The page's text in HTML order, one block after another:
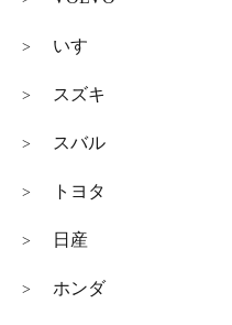
> いすゞ
> スズキ
> スバル
> トヨタ
> 日産
> ホンダ